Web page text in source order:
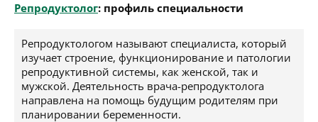
Репродуктолог: профиль специальности
Репродуктологом называют специалиста, который
изучает строение, функционирование и патологии
репродуктивной системы, как женской, так и
мужской. Деятельность врача-репродуктолога
направлена на помощь будущим родителям при
планировании беременности.